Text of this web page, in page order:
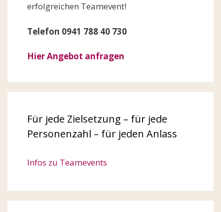
erfolgreichen Teamevent!
Telefon 0941 788 40 730
Hier Angebot anfragen
Für jede Zielsetzung – für jede
Personenzahl – für jeden Anlass
Infos zu Teamevents